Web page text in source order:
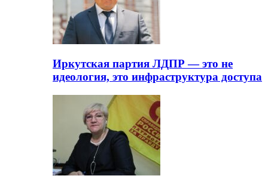
Иркутская партия ЛДПР — это не
идеология, это инфраструктура доступа